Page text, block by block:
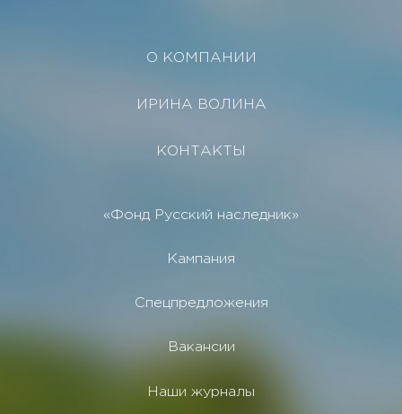
О КОМПАНИИ
ИРИНА ВОЛИНА
КОНТАКТЫ
«Фонд Русский наследник»
Кампания
Спецпредложения
Вакансии
Наши журналы